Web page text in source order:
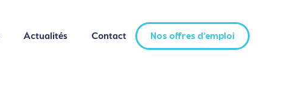
Actualités Contact Nos offres d'emploi
Actualités Contact Nos offres d'emploi